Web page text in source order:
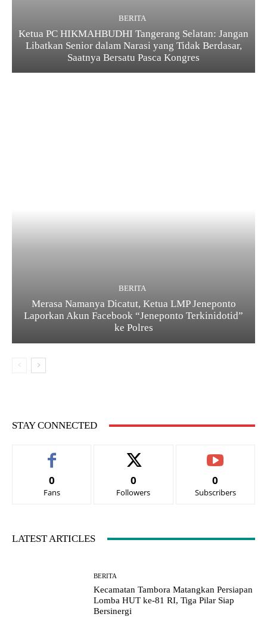
BERITA
Ketua PC HIKMAHBUDHI Tangerang Selatan: Jangan
Libatkan Senior dalam Narasi yang Tidak Berdasar,
Saatnya Bersatu Pasca Kongres
BERITA
Merasa Namanya Dicatut, Ketua LMP Jeneponto
Laporkan Akun Facebook “Jeneponto Terkinidotid”
ke Polres
STAY CONNECTED
0
Fans
0
Followers
0
Subscribers
LATEST ARTICLES
BERITA
Kecamatan Tambora Matangkan Persiapan
Lomba HUT ke-81 RI, Tiga Pilar Siap
Bersinergi